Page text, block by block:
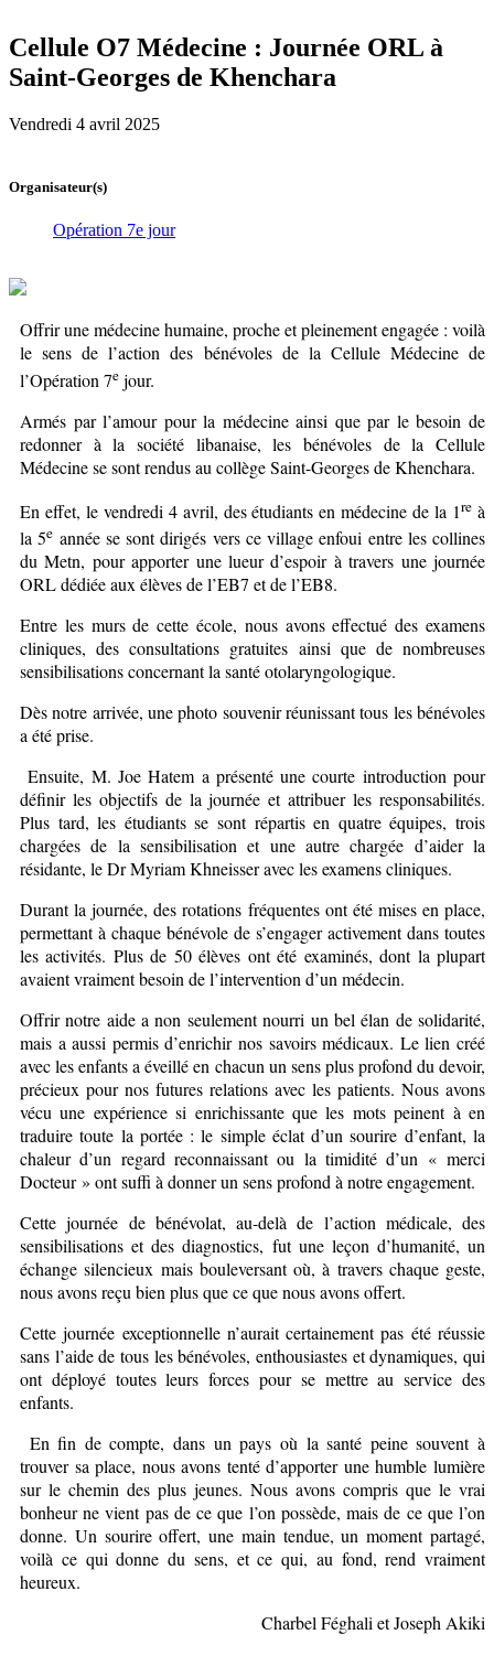
Cellule O7 Médecine : Journée ORL à
Saint-Georges de Khenchara
Vendredi 4 avril 2025
Organisateur(s)
Opération 7e jour
Offrir une médecine humaine, proche et pleinement engagée : voilà
le sens de l’action des bénévoles de la Cellule Médecine de
l’Opération 7e jour.
Armés par l’amour pour la médecine ainsi que par le besoin de
redonner à la société libanaise, les bénévoles de la Cellule
Médecine se sont rendus au collège Saint-Georges de Khenchara.
En effet, le vendredi 4 avril, des étudiants en médecine de la 1re à
la 5e année se sont dirigés vers ce village enfoui entre les collines
du Metn, pour apporter une lueur d’espoir à travers une journée
ORL dédiée aux élèves de l’EB7 et de l’EB8.
Entre les murs de cette école, nous avons effectué des examens
cliniques, des consultations gratuites ainsi que de nombreuses
sensibilisations concernant la santé otolaryngologique.
Dès notre arrivée, une photo souvenir réunissant tous les bénévoles
a été prise.
Ensuite, M. Joe Hatem a présenté une courte introduction pour
définir les objectifs de la journée et attribuer les responsabilités.
Plus tard, les étudiants se sont répartis en quatre équipes, trois
chargées de la sensibilisation et une autre chargée d’aider la
résidante, le Dr Myriam Khneisser avec les examens cliniques.
Durant la journée, des rotations fréquentes ont été mises en place,
permettant à chaque bénévole de s’engager activement dans toutes
les activités. Plus de 50 élèves ont été examinés, dont la plupart
avaient vraiment besoin de l’intervention d’un médecin.
Offrir notre aide a non seulement nourri un bel élan de solidarité,
mais a aussi permis d’enrichir nos savoirs médicaux. Le lien créé
avec les enfants a éveillé en chacun un sens plus profond du devoir,
précieux pour nos futures relations avec les patients. Nous avons
vécu une expérience si enrichissante que les mots peinent à en
traduire toute la portée : le simple éclat d’un sourire d’enfant, la
chaleur d’un regard reconnaissant ou la timidité d’un « merci
Docteur » ont suffi à donner un sens profond à notre engagement.
Cette journée de bénévolat, au-delà de l’action médicale, des
sensibilisations et des diagnostics, fut une leçon d’humanité, un
échange silencieux mais bouleversant où, à travers chaque geste,
nous avons reçu bien plus que ce que nous avons offert.
Cette journée exceptionnelle n’aurait certainement pas été réussie
sans l’aide de tous les bénévoles, enthousiastes et dynamiques, qui
ont déployé toutes leurs forces pour se mettre au service des
enfants.
En fin de compte, dans un pays où la santé peine souvent à
trouver sa place, nous avons tenté d’apporter une humble lumière
sur le chemin des plus jeunes. Nous avons compris que le vrai
bonheur ne vient pas de ce que l’on possède, mais de ce que l’on
donne. Un sourire offert, une main tendue, un moment partagé,
voilà ce qui donne du sens, et ce qui, au fond, rend vraiment
heureux.
Charbel Féghali et Joseph Akiki